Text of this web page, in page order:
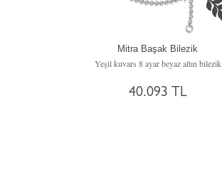
Mitra Başak Bilezik
Yeşil kuvars 8 ayar beyaz altın bilezik
40.093 TL